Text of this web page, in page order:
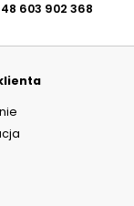
603 902 368